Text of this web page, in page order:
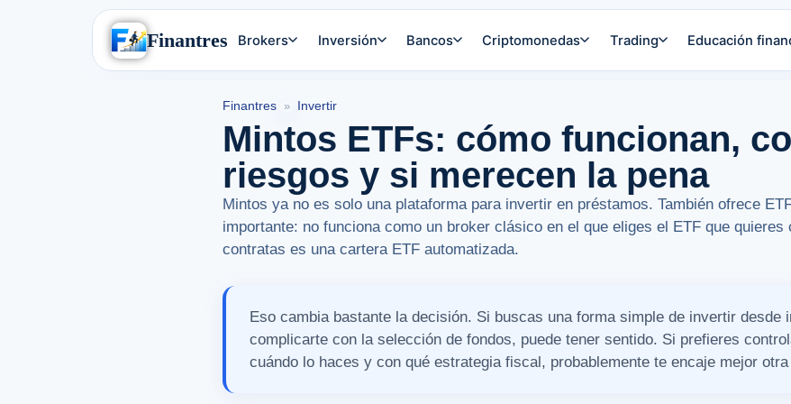
Finantres Brokers Inversión Bancos Criptomonedas Trading Educación
Finantres » Invertir
Mintos ETFs: cómo funcionan,
riesgos y si merecen la pena
Mintos ya no es solo una plataforma para invertir en préstamos. También ofrece
importante: no funciona como un broker clásico en el que eliges el ETF que
contratas es una cartera ETF automatizada.
Eso cambia bastante la decisión. Si buscas una forma simple de invertir desde
complicarte con la selección de fondos, puede tener sentido. Si prefieres
cuándo lo haces y con qué estrategia fiscal, probablemente te encaje mejor